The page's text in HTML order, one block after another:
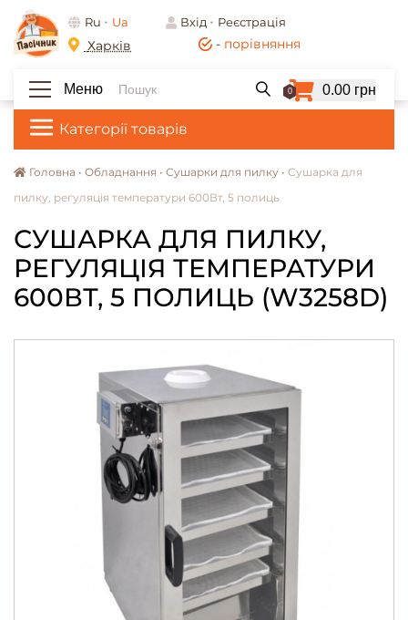
- порівняння
Ru Ua Вхід Реєстрація
Харків
Категорії товарів
Меню 0 0.00 грн
Головна • Обладнання • Сушарки для пилку • Сушарка для
пилку, регуляція температури 600Вт, 5 полиць
СУШАРКА ДЛЯ ПИЛКУ,
РЕГУЛЯЦІЯ ТЕМПЕРАТУРИ
600ВТ, 5 ПОЛИЦЬ (W3258D)